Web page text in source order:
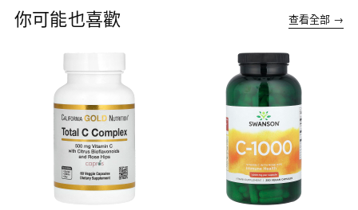
你可能也喜歡 查看全部 →